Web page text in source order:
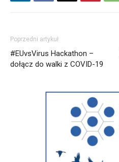
Poprzedni artykuł
#EUvsVirus Hackathon –
dołącz do walki z COVID-19